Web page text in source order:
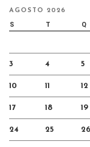
AGOSTO 2026
S T Q
3 4 5
10 11 12
17 18 19
24 25 26